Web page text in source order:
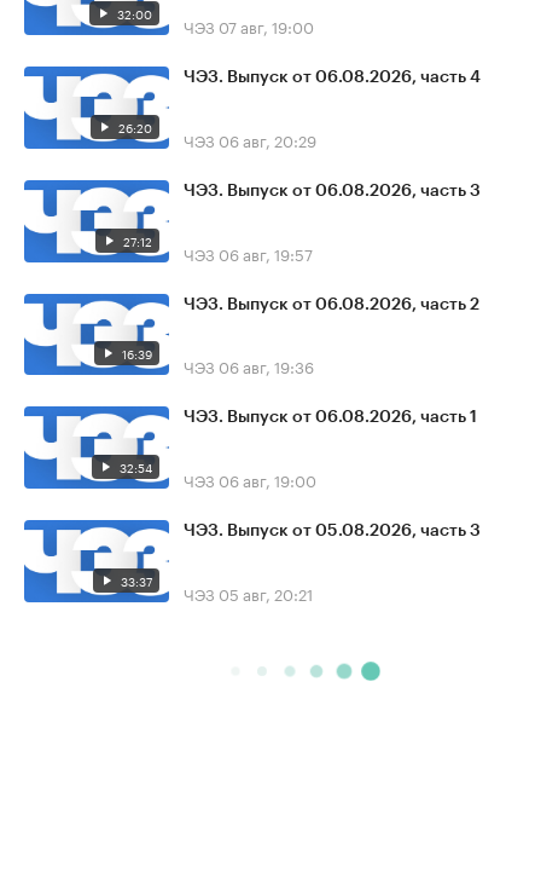
32:00 ЧЭЗ 07 авг, 19:00
26:20
ЧЭЗ. Выпуск от 06.08.2026, часть 4
ЧЭЗ 06 авг, 20:29
27:12
ЧЭЗ. Выпуск от 06.08.2026, часть 3
ЧЭЗ 06 авг, 19:57
16:39
ЧЭЗ. Выпуск от 06.08.2026, часть 2
ЧЭЗ 06 авг, 19:36
32:54
ЧЭЗ. Выпуск от 06.08.2026, часть 1
ЧЭЗ 06 авг, 19:00
33:37
ЧЭЗ. Выпуск от 05.08.2026, часть 3
ЧЭЗ 05 авг, 20:21